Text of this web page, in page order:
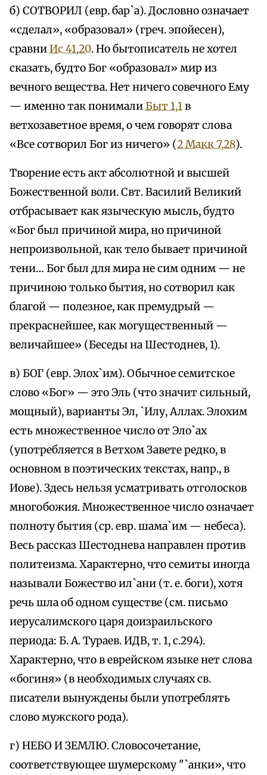
б) СОТВОРИЛ (евр. бар`а). Дословно означает
«сделал», «образовал» (греч. эпойесен),
сравниИс 41,20. Но бытописатель не хотел
сказать, будто Бог «образовал» мир из
вечного вещества. Нет ничего совечного Ему
— именно так понималиБыт 1,1в
ветхозаветное время, о чем говорят слова
«Все сотворил Бог из ничего» (2 Макк 7,28).
Творение есть акт абсолютной и высшей
Божественной воли. Свт. Василий Великий
отбрасывает как языческую мысль, будто
«Бог был причиной мира, но причиной
непроизвольной, как тело бывает причиной
тени… Бог был для мира не сим одним — не
причиною только бытия, но сотворил как
благой — полезное, как премудрый —
прекраснейшее, как могущественный —
величайшее» (Беседы на Шестоднев, 1).
в) БОГ (евр. Элох`им). Обычное семитское
слово «Бог» — это Эль (что значит сильный,
мощный), варианты Эл, `Илу, Аллах. Элохим
есть множественное число от Эло`ах
(употребляется в Ветхом Завете редко, в
основном в поэтических текстах, напр., в
Иове). Здесь нельзя усматривать отголосков
многобожия. Множественное число означает
полноту бытия (ср. евр. шама`им — небеса).
Весь рассказ Шестоднева направлен против
политеизма. Характерно, что семиты иногда
называли Божество ил`ани (т. е. боги), хотя
речь шла об одном существе (см. письмо
иерусалимского царя доизраильского
периода: Б. А. Тураев. ИДВ, т. 1, с.294).
Характерно, что в еврейском языке нет слова
«богиня» (в необходимых случаях св.
писатели вынуждены были употреблять
слово мужского рода).
г) НЕБО И ЗЕМЛЮ. Словосочетание,
соответствующее шумерскому "`анки», что